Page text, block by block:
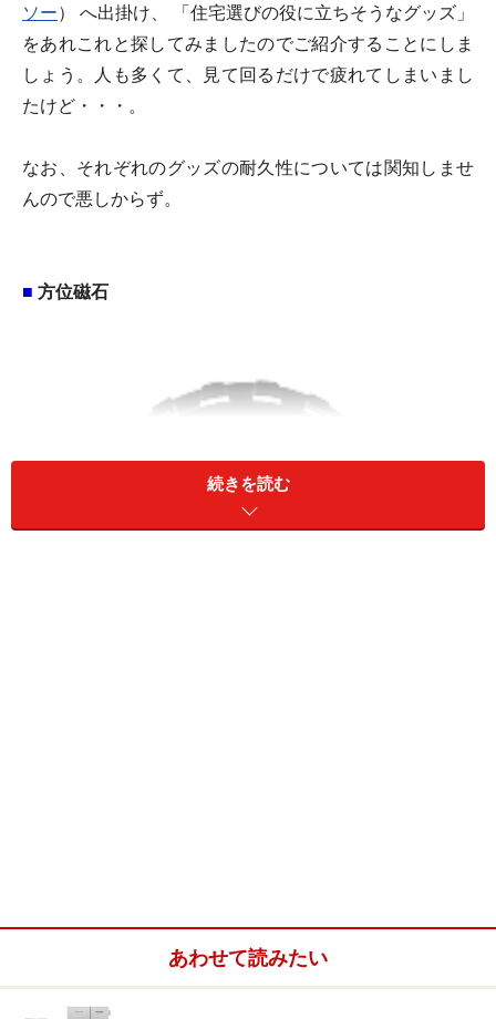
ソー） へ出掛け、 「住宅選びの役に立ちそうなグッズ」
をあれこれと探してみましたのでご紹介することにしま
しょう。人も多くて、見て回るだけで疲れてしまいまし
たけど・・・。
なお、それぞれのグッズの耐久性については関知しませ
んので悪しからず。
■ 方位磁石
■ ストップウォッチ
続きを読む
あわせて読みたい